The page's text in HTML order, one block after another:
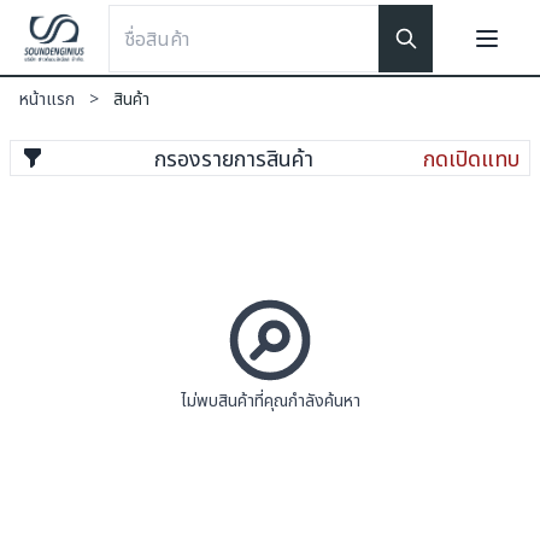
หน้าแรก > สินค้า
กรองรายการสินค้า กดเปิดแทบ
ไม่พบสินค้าที่คุณกำลังค้นหา